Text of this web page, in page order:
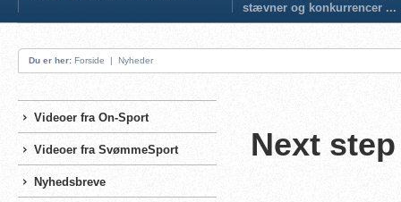
stævner og konkurrencer ...
Du er her: Forside | Nyheder
Videoer fra On-Sport
Videoer fra SvømmeSport
Nyhedsbreve
Next